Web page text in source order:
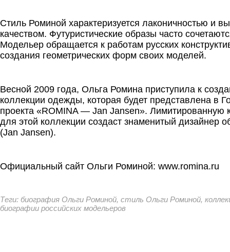
Стиль Роминой характеризуется лаконичностью и
качеством. Футуристические образы часто
Модельер обращается к работам русских
создания геометрических форм своих моделей.
Весной 2009 года, Ольга Ромина приступила к
коллекции одежды, которая будет представлена в
проекта «ROMINA — Jan Jansen». Лимитированную
для этой коллекции создаст знаменитый дизайнер
(Jan Jansen).
Официальный сайт Ольги Роминой: www.romina.ru
Теги: биография Ольги Роминой, стиль Ольги Роминой,
биографии российских модельеров